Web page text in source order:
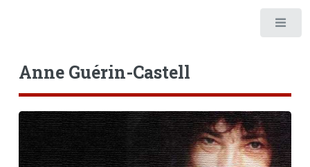
Anne Guérin-Castell